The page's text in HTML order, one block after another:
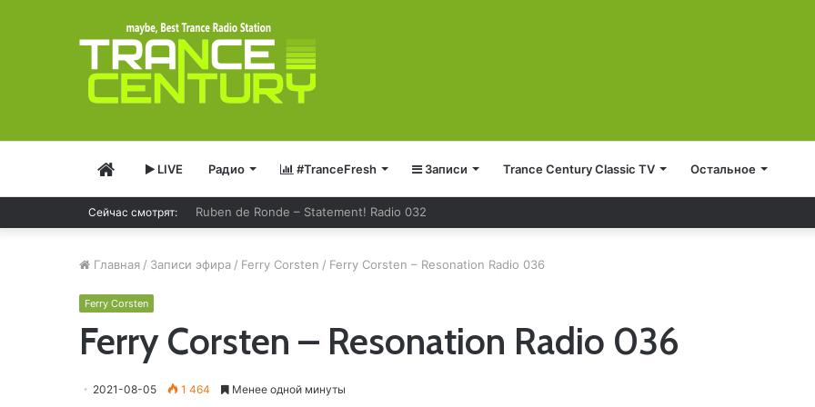
ГлавнаяLIVE Радио #TranceFresh Записи Trance Century Classic TV Остальное
Сейчас смотрят: Ruben de Ronde – Statement! Radio 032
Главная / Записи эфира / Ferry Corsten / Ferry Corsten – Resonation Radio 036
Ferry Corsten
Ferry Corsten – Resonation Radio 036
2021-08-05 1 464 Менее одной минуты